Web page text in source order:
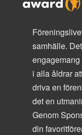
samhälle.
i alla åldrar
driva en
det en
Genom
din